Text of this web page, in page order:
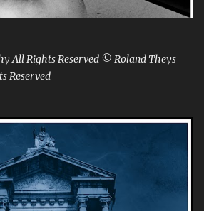
All Rights Reserved © Roland Theys
Reserved